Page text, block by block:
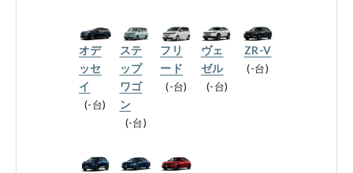
健康経営の取り組み
お引越しのお客様へ
サイトご利用にあたって
オデ
ッセ
イ
-台
ステ
ップ
ワゴ
ン
-台
フリ
ード
-台
ヴェ
ゼル
-台
ZR-V
-台